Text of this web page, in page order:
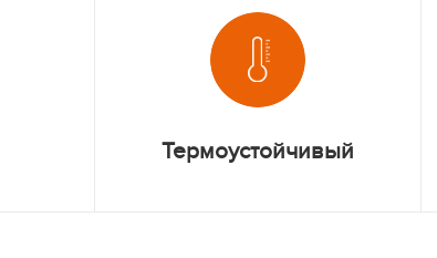
Термоустойчивый